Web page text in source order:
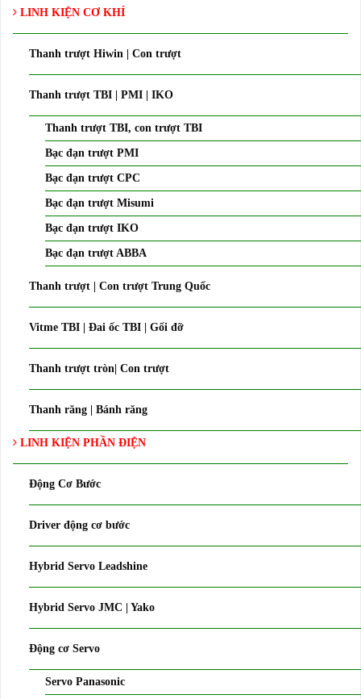
LINH KIỆN CƠ KHÍ
Thanh trượt Hiwin | Con trượt
Thanh trượt TBI | PMI | IKO
Thanh trượt TBI, con trượt TBI
Bạc đạn trượt PMI
Bạc đạn trượt CPC
Bạc đạn trượt Misumi
Bạc đạn trượt IKO
Bạc đạn trượt ABBA
Thanh trượt | Con trượt Trung Quốc
Vitme TBI | Đai ốc TBI | Gối đỡ
Thanh trượt tròn| Con trượt
Thanh răng | Bánh răng
LINH KIỆN PHẦN ĐIỆN
Động Cơ Bước
Driver động cơ bước
Hybrid Servo Leadshine
Hybrid Servo JMC | Yako
Động cơ Servo
Servo Panasonic